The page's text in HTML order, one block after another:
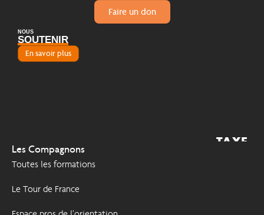
Faire un don
Les Compagnons
Toutes les formations
Le Tour de France
NOUS
SOUTENIR
En savoir plus
TAXE